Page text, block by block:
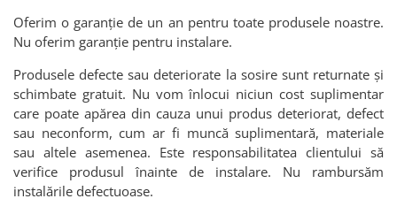
Oferim o garanție de un an pentru toate produsele noastre.
Nu oferim garanție pentru instalare.
Produsele defecte sau deteriorate la sosire sunt returnate și
schimbate gratuit. Nu vom înlocui niciun cost suplimentar
care poate apărea din cauza unui produs deteriorat, defect
sau neconform, cum ar fi muncă suplimentară, materiale
sau altele asemenea. Este responsabilitatea clientului să
verifice produsul înainte de instalare. Nu rambursăm
instalările defectuoase.